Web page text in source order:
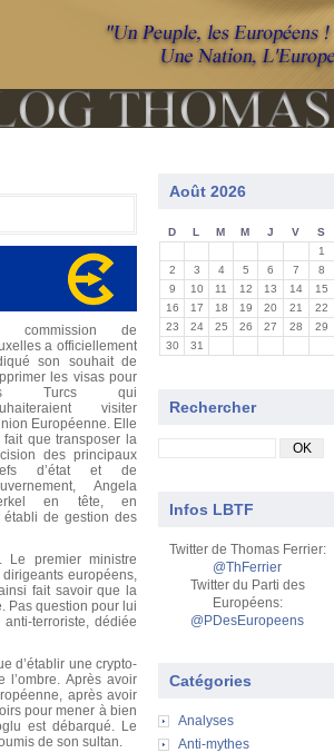
Août 2026
D L M M J V
S
1
2
3 4 5 6 7
8
9
10 11 12 13 14
15
16
17 18 19 20 21
22
23
24 25 26 27 28
29
30
31
Rechercher
Infos LBTF
Twitter de Thomas Ferrier:
@ThFerrier
Twitter du Parti des
Européens:
@PDesEuropeens
Catégories
Analyses
Anti-mythes
commission de
a officiellement
son souhait de
les visas pour
Turcs qui
visiter
Européenne. Elle
fait que transposer la
des principaux
d’état et de
Angela
en tête, en
de gestion des
Le premier ministre
dirigeants européens,
fait savoir que la
Pas question pour lui
terroriste, dédiée
d’établir une crypto-
Après avoir
après avoir
pour mener à bien
est débarqué. Le
de son sultan.